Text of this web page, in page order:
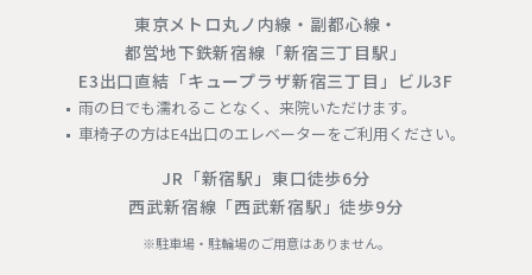
東京メトロ丸ノ内線・副都心線・
都営地下鉄新宿線「新宿三丁目駅」
E3出口直結「キュープラザ新宿三丁目」ビル3F
雨の日でも濡れることなく、来院いただけます。
車椅子の方はE4出口のエレベーターをご利用ください。
JR「新宿駅」東口徒歩6分
西武新宿線「西武新宿駅」徒歩9分
※駐車場・駐輪場のご用意はありません。